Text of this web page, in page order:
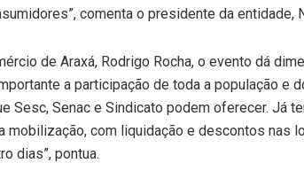
comenta o presidente da entidade,
de Araxá, Rodrigo Rocha, o evento dá
a participação de toda a população e
Sesc, Senac e Sindicato podem oferecer. Já
mobilização, com liquidação e descontos nas
dias”, pontua.